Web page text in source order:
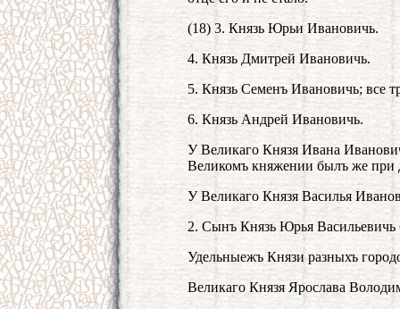
(18) 3. Князь Юрьи Ивановичь.
4. Князь Дмитрей Ивановичь.
5. Князь Семенъ Ивановичь; все
6. Князь Андрей Ивановичь.
У Великаго Князя Ивана
Великомъ княжении былъ же при
У Великаго Князя Василья
2. Сынъ Князь Юрья Васильевичь
Удельныежъ Князи разныхъ
Великаго Князя Ярослава